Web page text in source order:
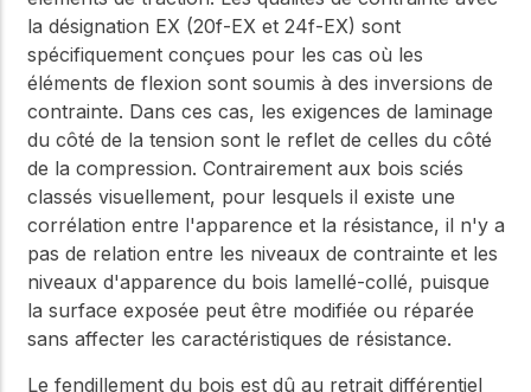
la désignation EX (20f-EX et 24f-EX) sont
spécifiquement conçues pour les cas où les
éléments de flexion sont soumis à des inversions de
contrainte. Dans ces cas, les exigences de laminage
du côté de la tension sont le reflet de celles du côté
de la compression. Contrairement aux bois sciés
classés visuellement, pour lesquels il existe une
corrélation entre l'apparence et la résistance, il n'y a
pas de relation entre les niveaux de contrainte et les
niveaux d'apparence du bois lamellé-collé, puisque
la surface exposée peut être modifiée ou réparée
sans affecter les caractéristiques de résistance.
Le fendillement du bois est dû au retrait différentiel